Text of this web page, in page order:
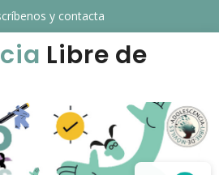
y contacta
Libre de